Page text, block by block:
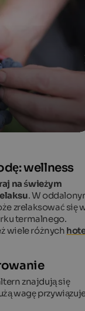
and processed
wellness
raj na świeżym
. W
zrelaksować się
termalnego.
wiele różnych
znajdują się
wagę